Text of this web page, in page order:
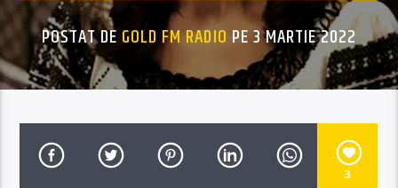
POSTAT DE GOLD FM RADIO PE 3 MARTIE 2022
3